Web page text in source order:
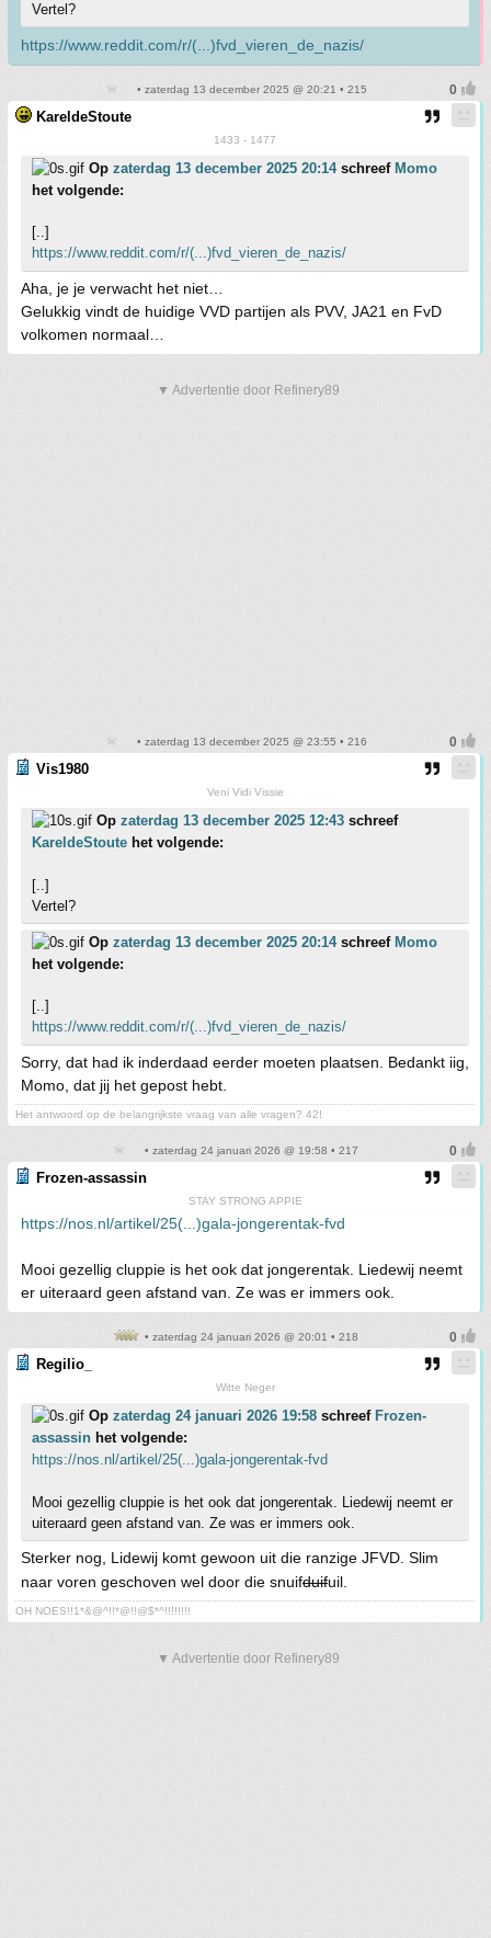
Vertel?
https://www.reddit.com/r/(...)fvd_vieren_de_nazis/
• zaterdag 13 december 2025 @ 20:21 • 215
KareldeStoute
1433 - 1477
Op zaterdag 13 december 2025 20:14schreef Momo
het volgende:
[..]
https://www.reddit.com/r/(...)fvd_vieren_de_nazis/
Aha, je je verwacht het niet…
Gelukkig vindt de huidige VVD partijen als PVV, JA21 en FvD
volkomen normaal…
▼ Advertentie door Refinery89
• zaterdag 13 december 2025 @ 23:55 • 216
Vis1980
Veni Vidi Vissie
Op zaterdag 13 december 2025 12:43 schreef
KareldeStoute het volgende:
[..]
Vertel?
Op zaterdag 13 december 2025 20:14schreef Momo
het volgende:
[..]
https://www.reddit.com/r/(...)fvd_vieren_de_nazis/
Sorry, dat had ik inderdaad eerder moeten plaatsen. Bedankt iig,
Momo, dat jij het gepost hebt.
Het antwoord op de belangrijkste vraag van alle vragen? 42!
• zaterdag 24 januari 2026 @ 19:58 • 217
Frozen-assassin
STAY STRONG APPIE
https://nos.nl/artikel/25(...)gala-jongerentak-fvd
Mooi gezellig cluppie is het ook dat jongerentak. Liedewij neemt
er uiteraard geen afstand van. Ze was er immers ook.
• zaterdag 24 januari 2026 @ 20:01 • 218
Regilio_
Witte Neger
Op zaterdag 24 januari 2026 19:58 schreef Frozen-
assassin het volgende:
https://nos.nl/artikel/25(...)gala-jongerentak-fvd
Mooi gezellig cluppie is het ook dat jongerentak. Liedewij neemt er
uiteraard geen afstand van. Ze was er immers ook.
Sterker nog, Lidewij komt gewoon uit die ranzige JFVD. Slim
naar voren geschoven wel door die snuifduifuil.
OH NOES!!1*&@^!!*@!!@$*^!!!!!!!!
▼ Advertentie door Refinery89